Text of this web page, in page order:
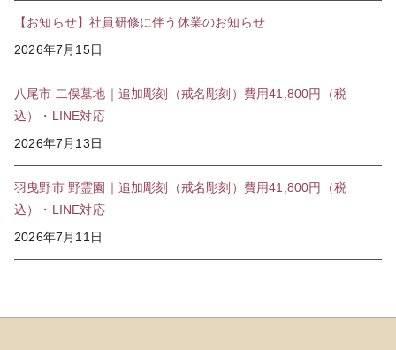
【お知らせ】社員研修に伴う休業のお知らせ
2026年7月15日
八尾市 二俣墓地｜追加彫刻（戒名彫刻）費用41,800円（税
込）・LINE対応
2026年7月13日
羽曳野市 野霊園｜追加彫刻（戒名彫刻）費用41,800円（税
込）・LINE対応
2026年7月11日